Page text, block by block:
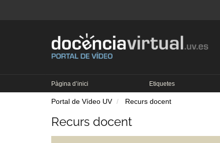
Pàgina d’inici Etiquetes
Portal de Vídeo UV Recurs docent
Recurs docent